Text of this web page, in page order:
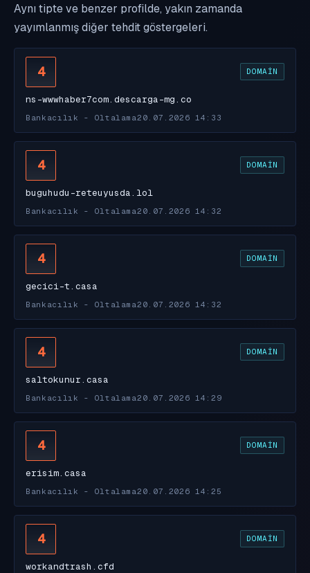
Aynı tipte ve benzer profilde, yakın zamanda
yayımlanmış diğer tehdit göstergeleri.
4 DOMAIN
ns-wwwhaber7com.descarga-mg.co
Bankacılık - Oltalama20.07.2026 14:33
4 DOMAIN
buguhudu-reteuyusda.lol
Bankacılık - Oltalama20.07.2026 14:32
4 DOMAIN
gecici-t.casa
Bankacılık - Oltalama20.07.2026 14:32
4 DOMAIN
saltokunur.casa
Bankacılık - Oltalama20.07.2026 14:29
4 DOMAIN
erisim.casa
Bankacılık - Oltalama20.07.2026 14:25
4 DOMAIN
workandtrash.cfd